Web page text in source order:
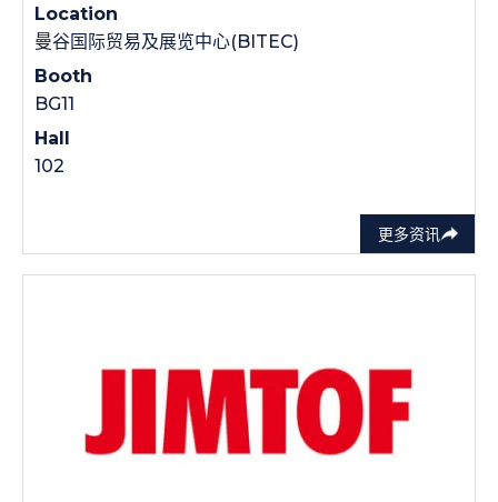
更多资讯
Location
曼谷国际贸易及展览中心(BITEC)
Booth
BG11
Hall
102